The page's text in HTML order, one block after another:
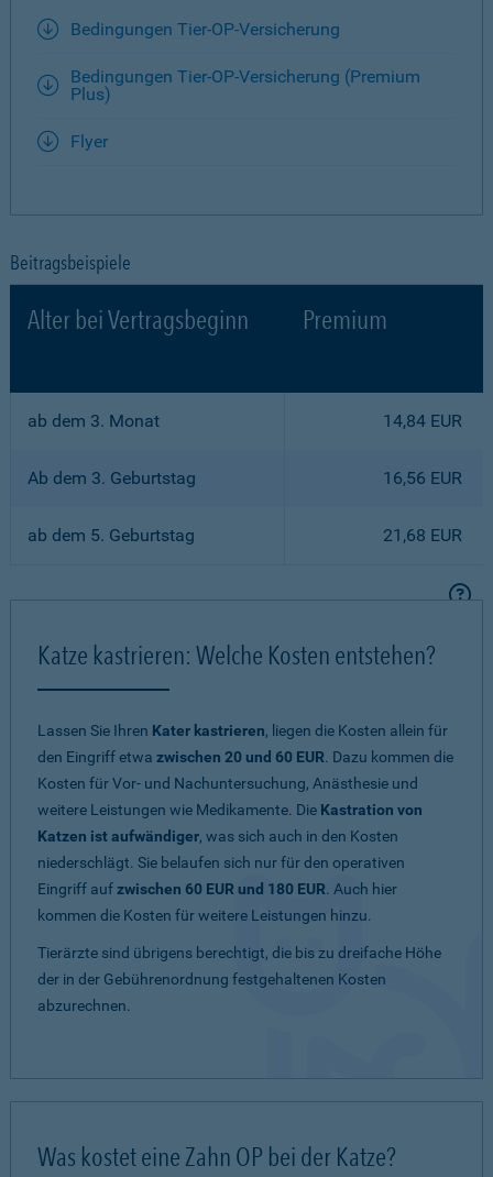
Bedingungen Tier-OP-Versicherung
Bedingungen Tier-OP-Versicherung (Premium
Plus)
Flyer
Beitragsbeispiele
Alter bei Vertragsbeginn Premium
ab dem 3. Monat 14,84 EUR
Ab dem 3. Geburtstag 16,56 EUR
ab dem 5. Geburtstag 21,68 EUR
Katze kastrieren: Welche Kosten entstehen?
Lassen Sie Ihren Kater kastrieren, liegen die Kosten allein für
den Eingriff etwa zwischen 20 und 60 EUR. Dazu kommen die
Kosten für Vor- und Nachuntersuchung, Anästhesie und
weitere Leistungen wie Medikamente. Die Kastration von
Katzen ist aufwändiger, was sich auch in den Kosten
niederschlägt. Sie belaufen sich nur für den operativen
Eingriff aufzwischen 60 EUR und 180 EUR. Auch hier
kommen die Kosten für weitere Leistungen hinzu.
Tierärzte sind übrigens berechtigt, die bis zu dreifache Höhe
der in der Gebührenordnung festgehaltenen Kosten
abzurechnen.
Was kostet eine Zahn OP bei der Katze?